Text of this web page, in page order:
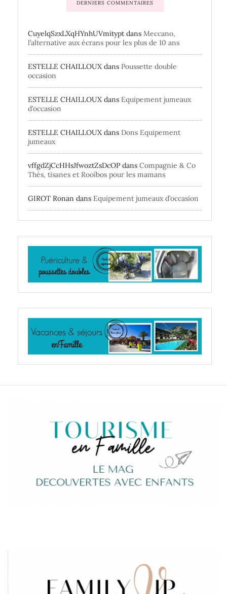
DERNIERS COMMENTAIRES
CuyelqSzxLXqHYnhUVmitypt dans Meccano,
l’alternative aux écrans pour les plus de 10 ans
ESTELLE CHAILLOUXdans Poussette double
occasion
ESTELLE CHAILLOUXdans Equipement jumeaux
d’occasion
ESTELLE CHAILLOUXdans Dons Equipement
jumeaux
vffgdZjCcHHsJfwoztZsDcOP dans Compagnie & Co
Thés, tisanes et Rooïbos pour les mamans
GIROT Ronan dans Equipement jumeaux d’occasion